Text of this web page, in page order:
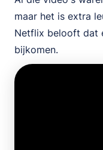
maar het is extra
Netflix belooft dat
bijkomen.